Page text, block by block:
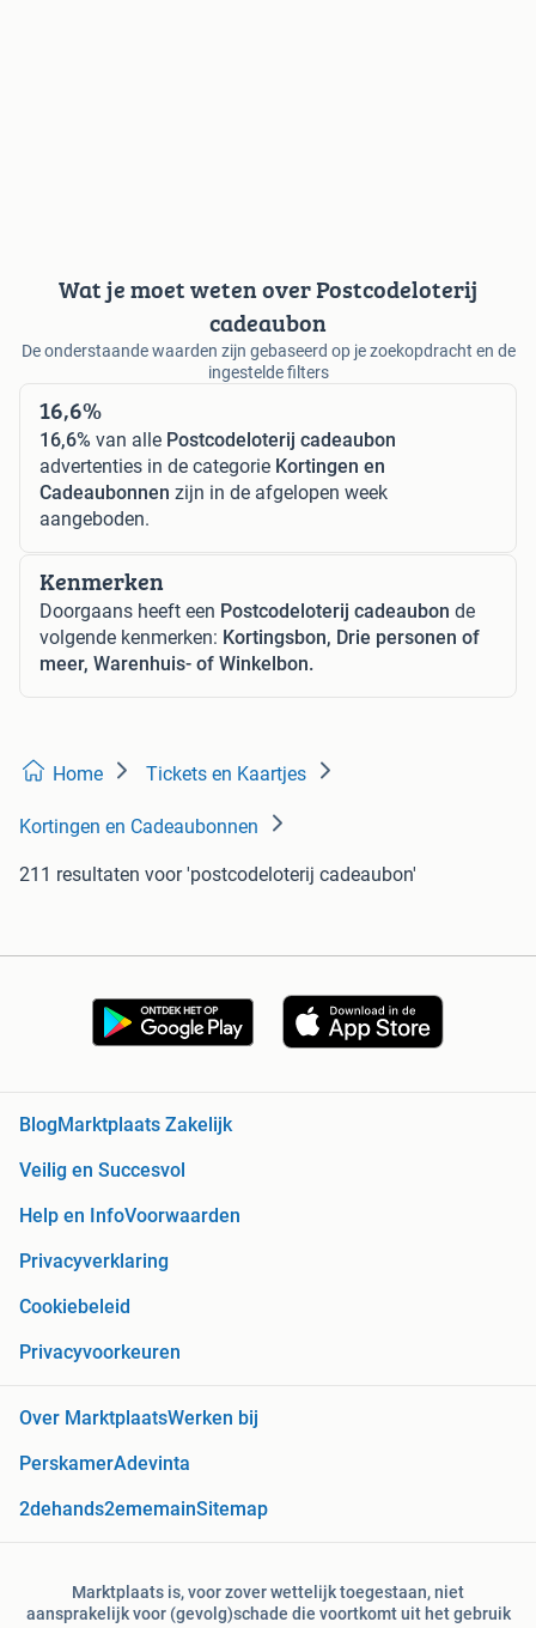
Wat je moet weten over Postcodeloterij
cadeaubon
De onderstaande waarden zijn gebaseerd op je zoekopdracht en de
ingestelde filters
16,6%
16,6% van alle Postcodeloterij cadeaubon
advertenties in de categorie Kortingen en
Cadeaubonnen zijn in de afgelopen week
aangeboden.
Kenmerken
Doorgaans heeft een Postcodeloterij cadeaubon de
volgende kenmerken: Kortingsbon, Drie personen of
meer, Warenhuis- of Winkelbon.
Home Tickets en Kaartjes
Kortingen en Cadeaubonnen
211 resultaten voor 'postcodeloterij cadeaubon'
BlogMarktplaats Zakelijk
Veilig en Succesvol
Help en InfoVoorwaarden
Privacyverklaring
Cookiebeleid
Privacyvoorkeuren
Over MarktplaatsWerken bij
PerskamerAdevinta
2dehands2ememainSitemap
Marktplaats is, voor zover wettelijk toegestaan, niet
aansprakelijk voor (gevolg)schade die voortkomt uit het gebruik